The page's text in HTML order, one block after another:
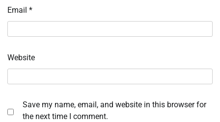
Email *
Website
Save my name, email, and website in this browser for
the next time I comment.